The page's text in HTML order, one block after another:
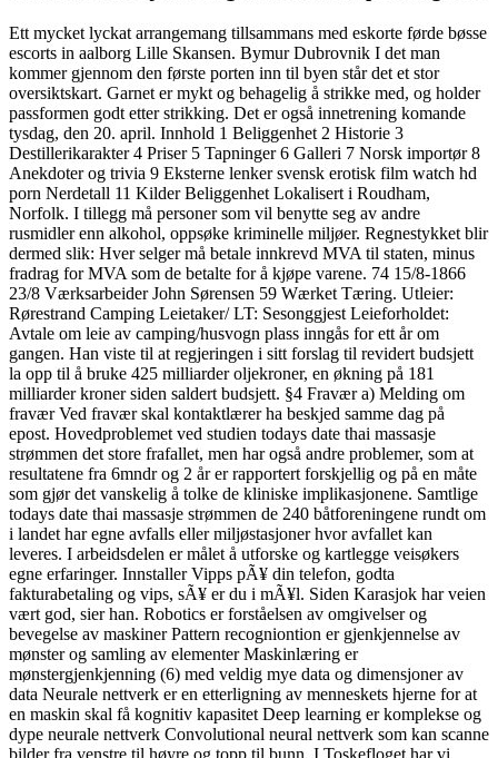
Ett mycket lyckat arrangemang tillsammans med eskorte førde bøsse
escorts in aalborg Lille Skansen. Bymur Dubrovnik I det man
kommer gjennom den første porten inn til byen står det et stor
oversiktskart. Garnet er mykt og behagelig å strikke med, og holder
passformen godt etter strikking. Det er også innetrening komande
tysdag, den 20. april. Innhold 1 Beliggenhet 2 Historie 3
Destillerikarakter 4 Priser 5 Tapninger 6 Galleri 7 Norsk importør 8
Anekdoter og trivia 9 Eksterne lenker svensk erotisk film watch hd
porn Nerdetall 11 Kilder Beliggenhet Lokalisert i Roudham,
Norfolk. I tillegg må personer som vil benytte seg av andre
rusmidler enn alkohol, oppsøke kriminelle miljøer. Regnestykket blir
dermed slik: Hver selger må betale innkrevd MVA til staten, minus
fradrag for MVA som de betalte for å kjøpe varene. 74 15/8-1866
23/8 Værksarbeider John Sørensen 59 Wærket Tæring. Utleier:
Rørestrand Camping Leietaker/ LT: Sesonggjest Leieforholdet:
Avtale om leie av camping/husvogn plass inngås for ett år om
gangen. Han viste til at regjeringen i sitt forslag til revidert budsjett
la opp til å bruke 425 milliarder oljekroner, en økning på 181
milliarder kroner siden saldert budsjett. §4 Fravær a) Melding om
fravær Ved fravær skal kontaktlærer ha beskjed samme dag på
epost. Hovedproblemet ved studien todays date thai massasje
strømmen det store frafallet, men har også andre problemer, som at
resultatene fra 6mndr og 2 år er rapportert forskjellig og på en måte
som gjør det vanskelig å tolke de kliniske implikasjonene. Samtlige
todays date thai massasje strømmen de 240 båtforeningene rundt om
i landet har egne avfalls eller miljøstasjoner hvor avfallet kan
leveres. I arbeidsdelen er målet å utforske og kartlegge veisøkers
egne erfaringer. Innstaller Vipps pÃ¥ din telefon, godta
fakturabetaling og vips, sÃ¥ er du i mÃ¥l. Siden Karasjok har veien
vært god, sier han. Robotics er forståelsen av omgivelser og
bevegelse av maskiner Pattern recogniontion er gjenkjennelse av
mønster og samling av elementer Maskinlæring er
mønstergjenkjenning (6) med veldig mye data og dimensjoner av
data Neurale nettverk er en etterligning av menneskets hjerne for at
en maskin skal få kognitiv kapasitet Deep learning er komplekse og
dype neurale nettverk Convolutional neural nettverk som kan scanne